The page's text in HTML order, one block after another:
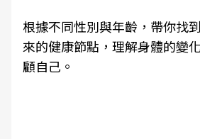
根據不同性別與年齡，帶你找
來的健康節點，理解身體的變
顧自己。